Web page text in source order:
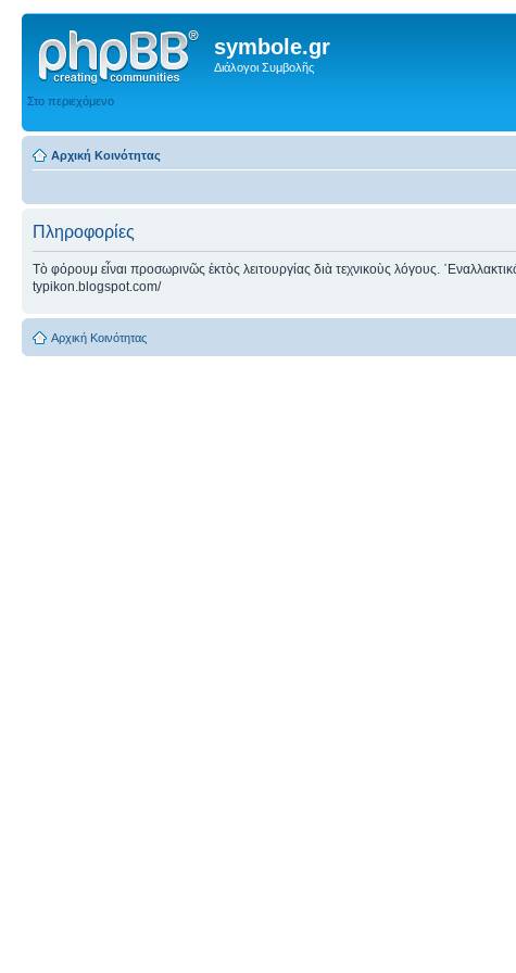
symbole.gr
Διάλογοι Συμβολῆς
Στο περιεχόμενο
Αρχική Κοινότητας
Πληροφορίες
Τὸ φόρουμ εἶναι προσωρινῶς ἐκτὸς λειτουργίας διὰ τεχνικοὺς λόγους.
typikon.blogspot.com/
Αρχική Κοινότητας